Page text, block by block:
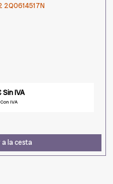
2Q0614517N
IVA
IVA
a la cesta